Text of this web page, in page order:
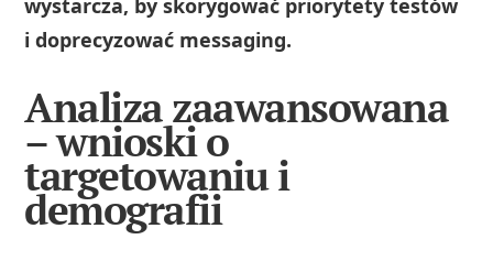
i doprecyzować messaging.
Analiza zaawansowana
– wnioski o
targetowaniu i
demografii